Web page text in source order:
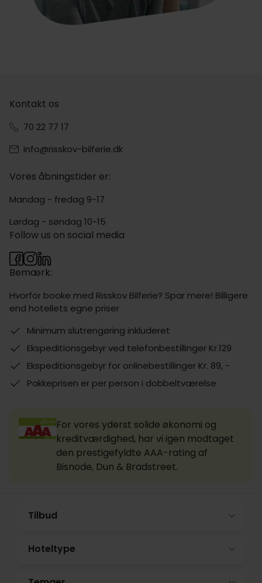
Kontakt os
70 22 77 17
info@risskov-bilferie.dk
Vores åbningstider er:
Mandag - fredag 9-17
Lørdag - søndag 10-15
Bemærk:
Hvorfor booke med Risskov Bilferie? Spar mere! Billigere
end hotellets egne priser
Minimum slutrengøring inkluderet
Ekspeditionsgebyr ved telefonbestillinger Kr.129
Ekspeditionsgebyr for onlinebestillinger Kr. 89, -
Pakkeprisen er per person i dobbeltværelse
Follow us on social media
For vores yderst solide økonomi og
kreditværdighed, har vi igen modtaget
den prestigefyldte AAA-rating af
Bisnode, Dun & Bradstreet.
Tilbud
Hoteltype